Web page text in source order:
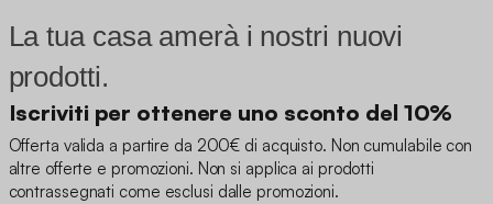
La tua casa amerà i nostri nuovi
prodotti.
Iscriviti per ottenere uno sconto del 10%
Offerta valida a partire da 200€ di acquisto. Non cumulabile con
altre offerte e promozioni. Non si applica ai prodotti
contrassegnati come esclusi dalle promozioni.